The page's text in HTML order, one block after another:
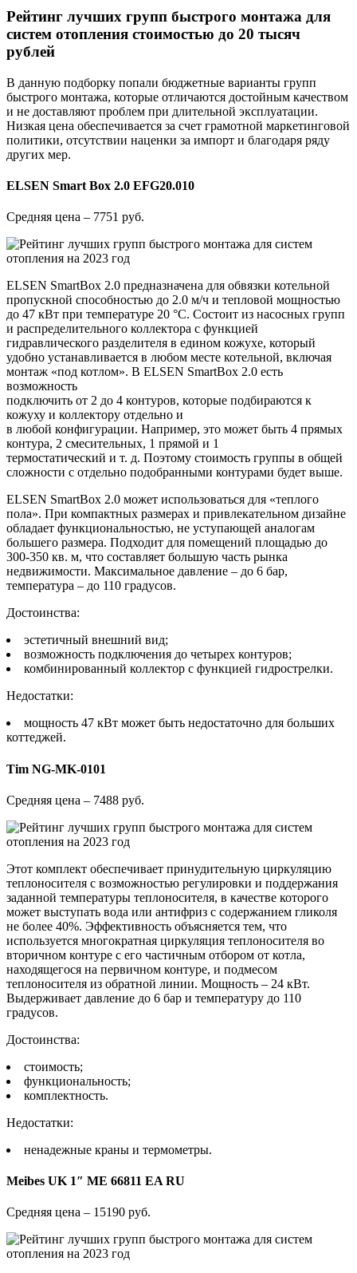
Рейтинг лучших групп быстрого монтажа для
систем отопления стоимостью до 20 тысяч
рублей
В данную подборку попали бюджетные варианты групп
быстрого монтажа, которые отличаются достойным качеством
и не доставляют проблем при длительной эксплуатации.
Низкая цена обеспечивается за счет грамотной маркетинговой
политики, отсутствии наценки за импорт и благодаря ряду
других мер.
ELSEN Smart Box 2.0 EFG20.010
Средняя цена – 7751 руб.
ELSEN SmartBox 2.0 предназначена для обвязки котельной
пропускной способностью до 2.0 м/ч и тепловой мощностью
до 47 кВт при температуре 20 °С. Состоит из насосных групп
и распределительного коллектора с функцией
гидравлического разделителя в едином кожухе, который
удобно устанавливается в любом месте котельной, включая
монтаж «под котлом». В ELSEN SmartBox 2.0 есть
возможность
подключить от 2 до 4 контуров, которые подбираются к
кожуху и коллектору отдельно и
в любой конфигурации. Например, это может быть 4 прямых
контура, 2 смесительных, 1 прямой и 1
термостатический и т. д. Поэтому стоимость группы в общей
сложности с отдельно подобранными контурами будет выше.
ELSEN SmartBox 2.0 может использоваться для «теплого
пола». При компактных размерах и привлекательном дизайне
обладает функциональностью, не уступающей аналогам
большего размера. Подходит для помещений площадью до
300-350 кв. м, что составляет большую часть рынка
недвижимости. Максимальное давление – до 6 бар,
температура – до 110 градусов.
Достоинства:
эстетичный внешний вид;
возможность подключения до четырех контуров;
комбинированный коллектор с функцией гидрострелки.
Недостатки:
мощность 47 кВт может быть недостаточно для больших
коттеджей.
Tim NG-MK-0101
Средняя цена – 7488 руб.
Этот комплект обеспечивает принудительную циркуляцию
теплоносителя с возможностью регулировки и поддержания
заданной температуры теплоносителя, в качестве которого
может выступать вода или антифриз с содержанием гликоля
не более 40%. Эффективность объясняется тем, что
используется многократная циркуляция теплоносителя во
вторичном контуре с его частичным отбором от котла,
находящегося на первичном контуре, и подмесом
теплоносителя из обратной линии. Мощность – 24 кВт.
Выдерживает давление до 6 бар и температуру до 110
градусов.
Достоинства:
стоимость;
функциональность;
комплектность.
Недостатки:
ненадежные краны и термометры.
Meibes UK 1″ ME 66811 EA RU
Средняя цена – 15190 руб.